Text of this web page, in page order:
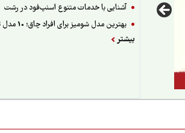
آشنایی با خدمات متنوع اسنپ‌فود در رشت
بهترین مدل شومیز برای افراد چاق؛ 10 مدل ترند 1405
بیشتر